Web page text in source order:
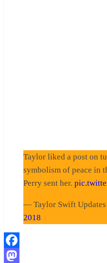
Taylor liked a post on
symbolism of peace in
Perry sent her.
— Taylor Swift Updates
2018
Facebook